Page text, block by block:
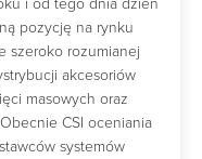
pozycję na rynku
szeroko rozumianej
akcesoriów
masowych oraz
CSI oceniania
systemów